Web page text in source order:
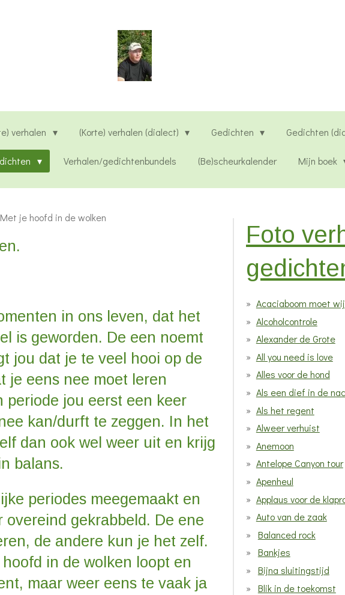
verhalen (Korte) verhalen (dialect) Gedichten Gedichten
Verhalen/gedichtenbundels (Be)scheurkalender Mijn boek
Met je hoofd in de wolken
in ons leven, dat het
is geworden. De een noemt
jou dat je te veel hooi op de
je eens nee moet leren
periode jou eerst een keer
kan/durft te zeggen. In het
dan ook wel weer uit en krijg
balans.
periodes meegemaakt en
overeind gekrabbeld. De ene
de andere kun je het zelf.
in de wolken loopt en
maar weer eens te vaak ja
Foto
Acaciaboom moet
Alcoholcontrole
Alexander de Grote
All you need is love
Alles voor de hond
Als een dief in de
Als het regent
Alweer verhuist
Anemoon
Antelope Canyon tour
Apenheul
Applaus voor de
Auto van de zaak
Balanced rock
Bankjes
Bijna sluitingstijd
Blik in de toekomst